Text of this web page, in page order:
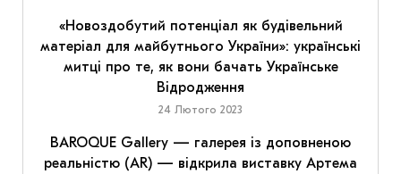
«Новоздобутий потенціал як будівельний
матеріал для майбутнього України»: українські
митці про те, як вони бачать Українське
Відродження
24 Лютого 2023
BAROQUE Gallery — галерея із доповненою
реальністю (AR) — відкрила виставку Артема